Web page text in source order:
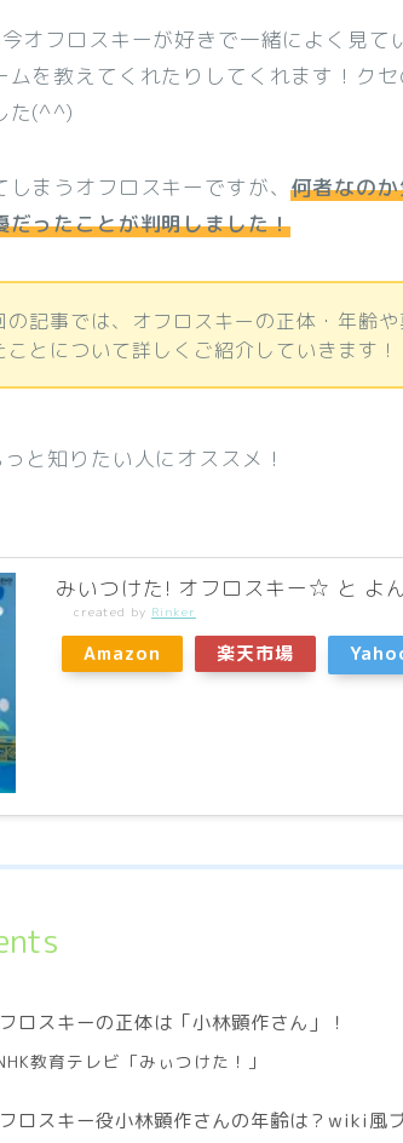
オフロスキーが好きで一緒によく見て
ムを教えてくれたりしてくれます！ク
た(^^)
しまうオフロスキーですが、何者なの
だったことが判明しました！
の記事では、オフロスキーの正体・年齢
ことについて詳しくご紹介していきます！
と知りたい人にオススメ！
みいつけた! オフロスキー☆ と よ
created by Rinker
Amazon 楽天市場
ロスキーの正体は「小林顕作さん」！
教育テレビ「みぃつけた！」
ロスキー役小林顕作さんの年齢は？wiki風